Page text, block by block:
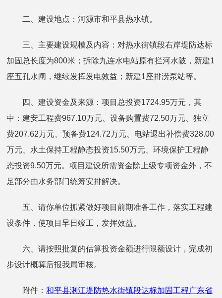
二、建设地点：河源市和平县热水镇。
三、主要建设规模及内容：对热水街镇段右岸堤防达标
加固总长度为800米；拆除九连水电站原有拦河水陂，新建1
座五孔水闸，继续发挥发电效益；新建1座排涝泵站等。
四、建设资金及来源：项目总投资1724.95万元，其
中：建安工程费967.10万元、设备购置费72.50万元、独立
费207.62万元、预备费124.72万元、电站退出补偿费328.00
万元、水土保持工程静态投资15.50万元、环境保护工程静
态投资9.50万元。项目建设所需资金除上级专项资金外，不
足部分由水务部门统筹安排解决。
五、请你单位抓紧做好项目前期准备工作，落实工程建
设条件，使项目早日竣工，发挥效益。
六、请按照批复的估算投资金额进行限额设计，完成初
步设计概算后报我局审核。
附件：和平县浰江堤防热水街镇段达标加固工程广东省